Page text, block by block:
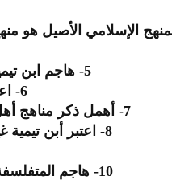
5- هاجم ابن تيمية ونسب حججه في نقد المنطق الأرسطي إلى الرواقيين والشكاك..
6- اعتبر أن المنطق الإشراقي هو أعمق نقد للمنطق الأرسطي
7- أهمل ذكر مناهج أهل الحديث وأهل الظاهر البحثية المخالفة لجمهور الأصوليين والمتكلمين معا..
8- اعتبر أبن تيمية غير مستوعب لفكرة الإقتران عند الأشاعرة وفكرة العادة مع أنه أخذ بها !!
10- هاجم المتفلسفة ثم أشاد بجابر بن حيان وابن الهيثم في منهجهما العلمي وهما مشائيان!!